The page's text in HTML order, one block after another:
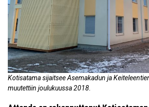
Kotisatama sijaitsee Asemakadun ja
muutettiin joulukuussa 2018.